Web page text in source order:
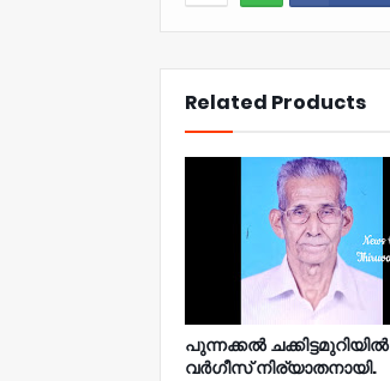
Related Products
പുന്നക്കൽ ചക്കിട്ടമുറിയിൽ
വർഗീസ് നിര്യാതനായി.